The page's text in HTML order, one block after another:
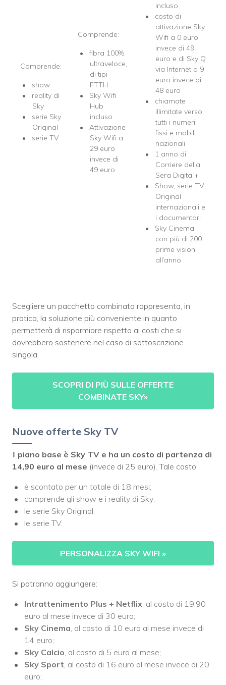
Comprende:
show
reality di
Sky
serie Sky
Original
serie TV
Comprende:
fibra 100%
ultraveloce,
di tipi
FTTH
Sky Wifi
Hub
incluso
Attivazione
Sky Wifi a
29 euro
invece di
49 euro
incluso
costo di
attivazione Sky
Wifi a 0 euro
invece di 49
euro e di Sky Q
via Internet a 9
euro invece di
48 euro
chiamate
illimitate verso
tutti i numeri
fissi e mobili
nazionali
1 anno di
Corriere della
Sera Digita +
Show, serie TV
Original
internazionali e
i documentari
Sky Cinema
con più di 200
prime visioni
all’anno
Scegliere un pacchetto combinato rappresenta, in
pratica, la soluzione più conveniente in quanto
permetterà di risparmiare rispetto ai costi che si
dovrebbero sostenere nel caso di sottoscrizione
singola.
SCOPRI DI PIÙ SULLE OFFERTE
COMBINATE SKY»
Nuove offerte Sky TV
Il piano base è Sky TV e ha un costo di partenza di
14,90 euro al mese (invece di 25 euro). Tale costo:
è scontato per un totale di 18 mesi;
comprende gli show e i reality di Sky;
le serie Sky Original;
le serie TV.
PERSONALIZZA SKY WIFI »
Si potranno aggiungere:
Intrattenimento Plus + Netflix , al costo di 19,90
euro al mese invece di 30 euro;
Sky Cinema , al costo di 10 euro al mese invece di
14 euro;
Sky Calcio , al costo di 5 euro al mese;
Sky Sport , al costo di 16 euro al mese invece di 20
euro;